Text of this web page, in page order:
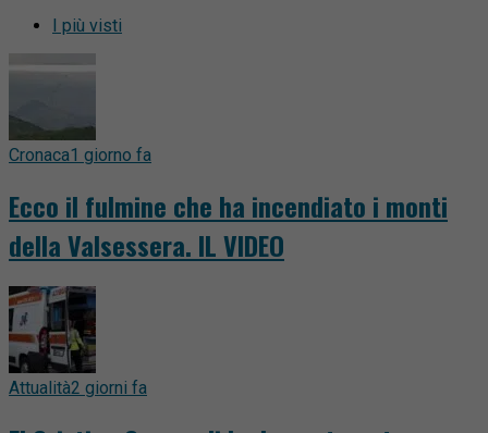
I più visti
Cronaca1 giorno fa
Ecco il fulmine che ha incendiato i monti
della Valsessera. IL VIDEO
Attualità2 giorni fa